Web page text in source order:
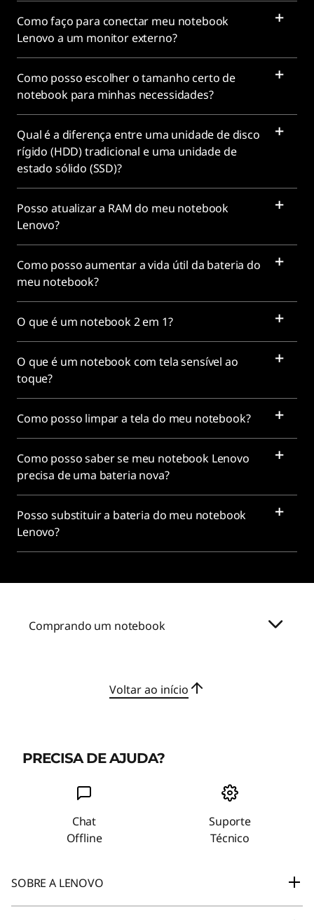
Como faço para conectar meu notebook
Lenovo a um monitor externo?
Como posso escolher o tamanho certo de
notebook para minhas necessidades?
Qual é a diferença entre uma unidade de disco
rígido (HDD) tradicional e uma unidade de
estado sólido (SSD)?
Posso atualizar a RAM do meu notebook
Lenovo?
Como posso aumentar a vida útil da bateria do
meu notebook?
O que é um notebook 2 em 1?
O que é um notebook com tela sensível ao
toque?
Como posso limpar a tela do meu notebook?
Como posso saber se meu notebook Lenovo
precisa de uma bateria nova?
Posso substituir a bateria do meu notebook
Lenovo?
Comprando um notebook
Voltar ao início
PRECISA DE AJUDA?
Chat
Offline
Suporte
Técnico
SOBRE A LENOVO